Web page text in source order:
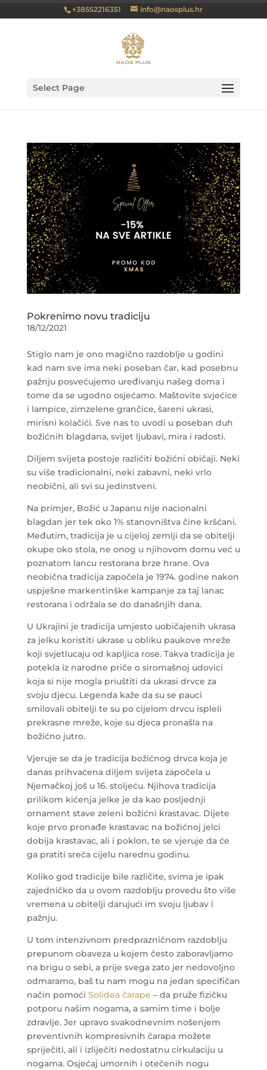
+38552216351 info@naosplus.hr
Select Page
Pokrenimo novu tradiciju
18/12/2021
Stiglo nam je ono magično razdoblje u godini
kad nam sve ima neki poseban čar, kad posebnu
pažnju posvećujemo uređivanju našeg doma i
tome da se ugodno osjećamo. Maštovite svjećice
i lampice, zimzelene grančice, šareni ukrasi,
mirisni kolačići. Sve nas to uvodi u poseban duh
božićnih blagdana, svijet ljubavi, mira i radosti.
Diljem svijeta postoje različiti božićni običaji. Neki
su više tradicionalni, neki zabavni, neki vrlo
neobični, ali svi su jedinstveni.
Na primjer, Božić u Japanu nije nacionalni
blagdan jer tek oko 1% stanovništva čine kršćani.
Međutim, tradicija je u cijeloj zemlji da se obitelji
okupe oko stola, ne onog u njihovom domu već u
poznatom lancu restorana brze hrane. Ova
neobična tradicija započela je 1974. godine nakon
uspješne markentinške kampanje za taj lanac
restorana i održala se do današnjih dana.
U Ukrajini je tradicija umjesto uobičajenih ukrasa
za jelku koristiti ukrase u obliku paukove mreže
koji svjetlucaju od kapljica rose. Takva tradicija je
potekla iz narodne priče o siromašnoj udovici
koja si nije mogla priuštiti da ukrasi drvce za
svoju djecu. Legenda kaže da su se pauci
smilovali obitelji te su po cijelom drvcu ispleli
prekrasne mreže, koje su djeca pronašla na
božićno jutro.
Vjeruje se da je tradicija božićnog drvca koja je
danas prihvaćena diljem svijeta započela u
Njemačkoj još u 16. stoljeću. Njihova tradicija
prilikom kićenja jelke je da kao posljednji
ornament stave zeleni božićni krastavac. Dijete
koje prvo pronađe krastavac na božićnoj jelci
dobija krastavac, ali i poklon, te se vjeruje da će
ga pratiti sreća cijelu narednu godinu.
Koliko god tradicije bile različite, svima je ipak
zajedničko da u ovom razdoblju provedu što više
vremena u obitelji darujući im svoju ljubav i
pažnju.
U tom intenzivnom predprazničnom razdoblju
prepunom obaveza u kojem često zaboravljamo
na brigu o sebi, a prije svega zato jer nedovoljno
odmaramo, baš tu nam mogu na jedan specifičan
način pomoći Solidea čarape – da pruže fizičku
potporu našim nogama, a samim time i bolje
zdravlje. Jer upravo svakodnevnim nošenjem
preventivnih kompresivnih čarapa možete
spriječiti, ali i izliječiti nedostatnu cirkulaciju u
nogama. Osjećaj umornih i otečenih nogu